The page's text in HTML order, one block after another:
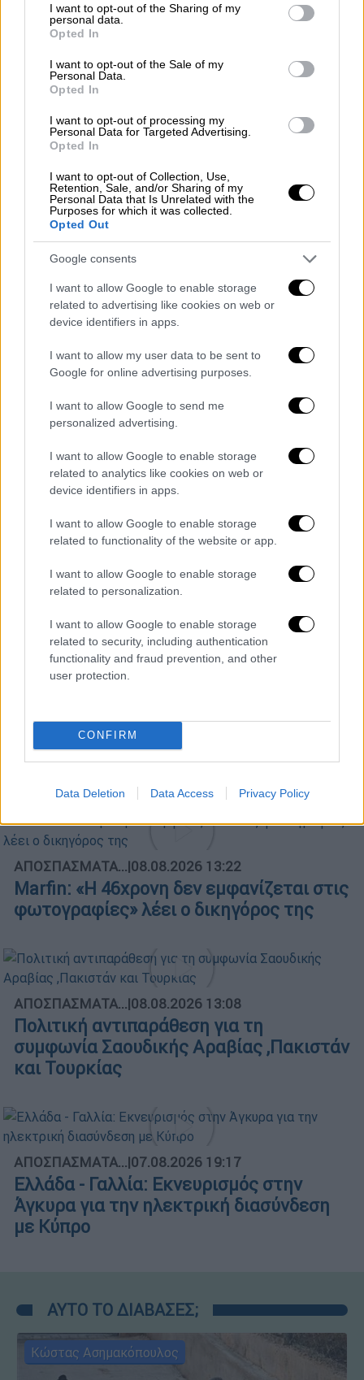
not limited to your visit or usage behaviour. You may click to
grant or deny consent to Google and its third-party tags to
use your data for below specified purposes in below Google
consent section.
I want to opt-out of the Sharing of my
personal data.
Opted In
I want to opt-out of the Sale of my
Personal Data.
Opted In
I want to opt-out of processing my
Personal Data for Targeted Advertising.
Opted In
I want to opt-out of Collection, Use,
Retention, Sale, and/or Sharing of my
Personal Data that Is Unrelated with the
Purposes for which it was collected.
Opted Out
Google consents
I want to allow Google to enable storage
related to advertising like cookies on web or
device identifiers in apps.
I want to allow my user data to be sent to
Google for online advertising purposes.
I want to allow Google to send me
personalized advertising.
I want to allow Google to enable storage
related to analytics like cookies on web or
device identifiers in apps.
I want to allow Google to enable storage
related to functionality of the website or app.
I want to allow Google to enable storage
related to personalization.
I want to allow Google to enable storage
related to security, including authentication
functionality and fraud prevention, and other
user protection.
CONFIRM
Data Deletion Data Access Privacy Policy
Καζαμπλάνκα - Ταξίδι στον χρόνο (pics)
Η Μελίτα Βαγγελάτου συνυφαίνει τον
στον πολύβουο και ζωντανό παραδοσιακό
τρόπο ζωής που πλαισιώνεται από την
γοητευτική πόλη.
ΑΛΛΑ #TAGS
ειδήσεις τώρα
ταινία
κινηματογράφος
νέοι
διαδήλωση
Διαδηλώσεις
POPULAR VIDEOS
Κεντρικό... |07.08.2026 19:53
Κεντρικό δελτίο ειδήσεων 07/08/2026
Μεσημεριανό...|08.08.2026 14:03
Μεσημεριανό δελτίο ειδήσεων
ΑΠΟΣΠΑΣΜΑΤΑ...|08.08.2026 13:22
Marfin: «Η 46χρονη δεν εμφανίζεται στις
φωτογραφίες» λέει ο δικηγόρος της
ΑΠΟΣΠΑΣΜΑΤΑ...|08.08.2026 13:08
Πολιτική αντιπαράθεση για τη
συμφωνία Σαουδικής Αραβίας ,Πακιστάν
και Τουρκίας
ΑΠΟΣΠΑΣΜΑΤΑ...|07.08.2026 19:17
Ελλάδα - Γαλλία: Εκνευρισμός στην
Άγκυρα για την ηλεκτρική διασύνδεση
με Κύπρο
ΑΥΤΟ ΤΟ ΔΙΑΒΑΣΕΣ;
Κώστας Ασημακόπουλος